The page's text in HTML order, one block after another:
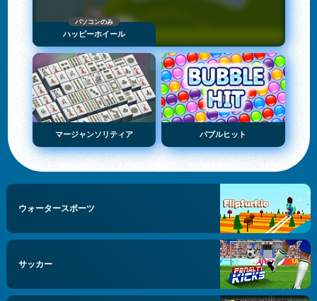
パソコンのみ
ハッピーホイール
マージャンソリティア バブルヒット
ウォータースポーツ
サッカー